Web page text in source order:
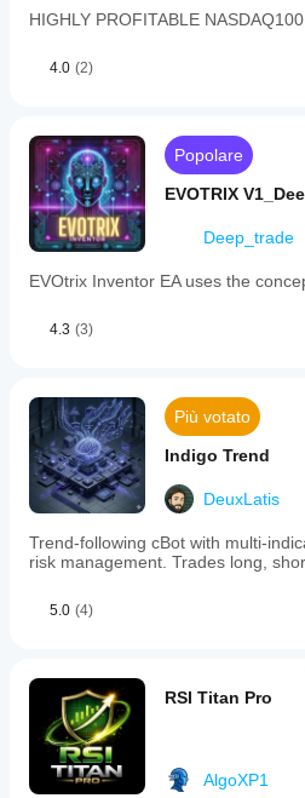
HIGHLY PROFITABLE
4.0 (2)
Popolare
EVOTRIX
Deep_trade
EVOtrix Inventor EA uses the
4.3 (3)
Più votato
Indigo Trend
DeuxLatis
Trend-following cBot with multi-
risk management. Trades long,
5.0 (4)
RSI Titan Pro
AlgoXP1